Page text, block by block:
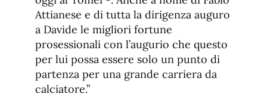
Attianese e di tutta la dirigenza auguro
a Davide le migliori fortune
prosessionali con l’augurio che questo
per lui possa essere solo un punto di
partenza per una grande carriera da
calciatore.”